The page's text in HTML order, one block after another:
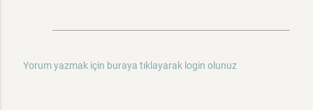
Yorum yazmak için buraya tıklayarak login olunuz